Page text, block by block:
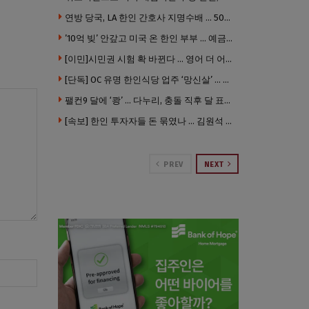
연방 당국, LA 한인 간호사 지명수배 … 500만 달러 메디캐어 사기, 선고 직전 한국 도주
’10억 빚’ 안갚고 미국 온 한인 부부 … 예금보험공사, 미국서 소송
[이민]시민권 시험 확 바뀐다 … 영어 더 어렵게, 민간시험 도입 추진
[단독] OC 유명 한인식당 업주 ‘망신살’ … 육류대금 안 갚자 식당서 공개추심
팰컨9 달에 ‘쾅’ … 다누리, 충돌 직후 달 표면 촬영 유일 탐사선
[속보] 한인 투자자들 돈 묶였나 … 김원석 회사들 챕터7 강제파산·자진파산 잇따라 신청
PREV NEXT